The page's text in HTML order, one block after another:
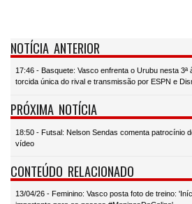
NOTÍCIA ANTERIOR
17:46 - Basquete: Vasco enfrenta o Urubu nesta
torcida única do rival e transmissão por ESPN e
PRÓXIMA NOTÍCIA
18:50 - Futsal: Nelson Sendas comenta patrocínio
vídeo
CONTEÚDO RELACIONADO
13/04/26 - Feminino: Vasco posta foto de treino: